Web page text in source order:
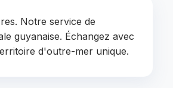
Notre service de
guyanaise. Échangez avec
d'outre-mer unique.